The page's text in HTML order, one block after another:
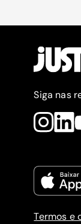
Siga nas
Termos e